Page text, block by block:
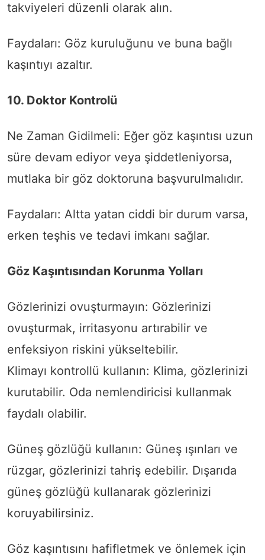
takviyeleri düzenli olarak alın.
Faydaları: Göz kuruluğunu ve buna bağlı
kaşıntıyı azaltır.
10. Doktor Kontrolü
Ne Zaman Gidilmeli: Eğer göz kaşıntısı uzun
süre devam ediyor veya şiddetleniyorsa,
mutlaka bir göz doktoruna başvurulmalıdır.
Faydaları: Altta yatan ciddi bir durum varsa,
erken teşhis ve tedavi imkanı sağlar.
Göz Kaşıntısından Korunma Yolları
Gözlerinizi ovuşturmayın: Gözlerinizi
ovuşturmak, irritasyonu artırabilir ve
enfeksiyon riskini yükseltebilir.
Klimayı kontrollü kullanın: Klima, gözlerinizi
kurutabilir. Oda nemlendiricisi kullanmak
faydalı olabilir.
Güneş gözlüğü kullanın: Güneş ışınları ve
rüzgar, gözlerinizi tahriş edebilir. Dışarıda
güneş gözlüğü kullanarak gözlerinizi
koruyabilirsiniz.
Göz kaşıntısını hafifletmek ve önlemek için